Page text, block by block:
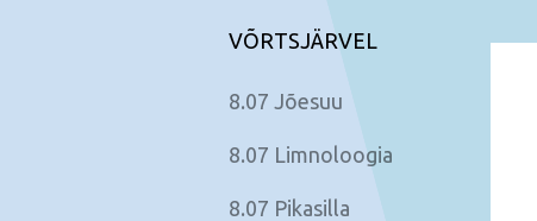
VÕRTSJÄRVEL
8.07 Jõesuu
8.07 Limnoloogia
8.07 Pikasilla